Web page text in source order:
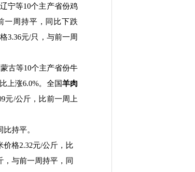
宁等10个主产省份鸡
一周持平，同比下跌
3.36元/只，与前一周
古等10个主产省份牛
比上涨6.0%。全国羊肉
元/公斤，比前一周上
比持平。
价格2.32元/公斤，比
，与前一周持平，同